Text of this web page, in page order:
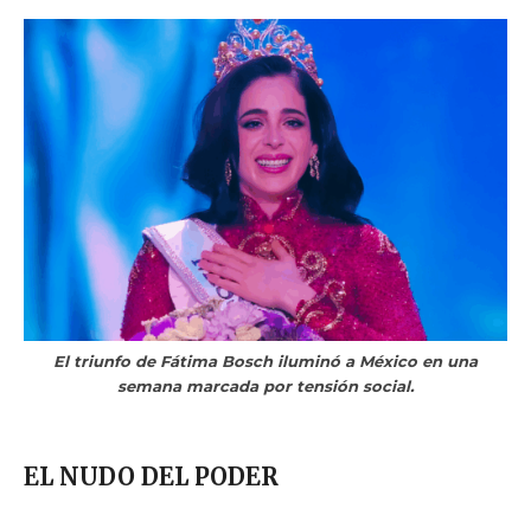
El triunfo de Fátima Bosch iluminó a México en una
semana marcada por tensión social.
EL NUDO DEL PODER